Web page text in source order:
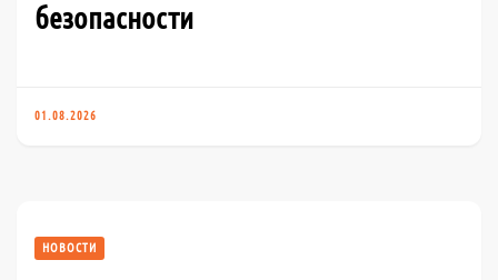
безопасности
01.08.2026
НОВОСТИ